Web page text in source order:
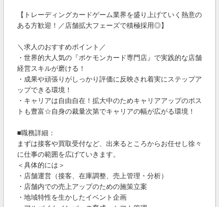
【トレーディングカードゲーム業界を盛り上げていく熱意の
ある方歓迎！／店舗拡大フェーズで積極採用◎】
＼求人のおすすめポイント／
・世界的大人気の『ポケモンカード専門店』で実践的な店舗
経営スキルが磨ける！
・成果や頑張りがしっかり評価に反映され着実にステップア
ップできる環境！
・キャリアは自由自在！拡大中のためキャリアアップのポス
トも豊富☆自身の裁量次第でキャリアの幅が広がる環境！
■職務詳細：
まずは接客や買取受付など、出来るところからお任せし徐々
に仕事の範囲を広げていきます。
＜具体的には＞
・店舗運営（接客、在庫調整、売上管理・分析）
・店舗内での売上アップのための施策立案
・地域特性を生かしたイベント企画